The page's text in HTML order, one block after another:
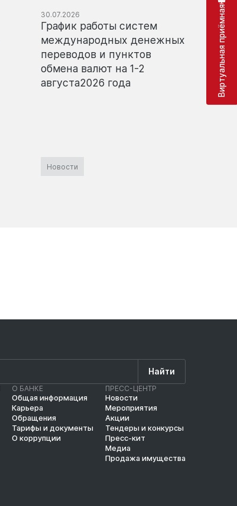
30.07.2026
График работы систем
международных денежных
переводов и пунктов
обмена валют на 1-2
августа2026 года
Новости
Найти
О БАНКЕ
Общая информация
Карьера
Обращения
Тарифы и документы
О коррупции
ПРЕСС-ЦЕНТР
Новости
Мероприятия
Акции
Тендеры и конкурсы
Пресс-кит
Медиа
Продажа имущества
Виртуальная приёмная